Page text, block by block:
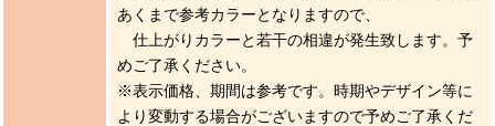
あくまで参考カラーとなりますので、
仕上がりカラーと若干の相違が発生致します。予
めご了承ください。
※表示価格、期間は参考です。時期やデザイン等に
より変動する場合がございますので予めご了承くだ